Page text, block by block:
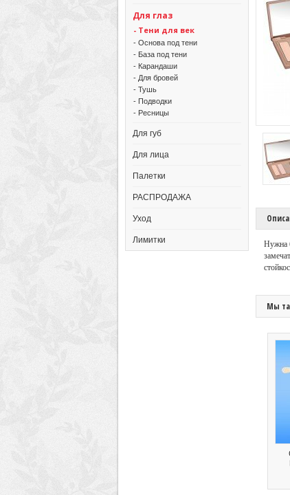
Для глаз
- Тени для век
- Основа под тени
- База под тени
- Карандаши
- Для бровей
- Тушь
- Подводки
- Ресницы
Для губ
Для лица
Палетки
РАСПРОДАЖА
Уход
Лимитки
Нужна
Мы